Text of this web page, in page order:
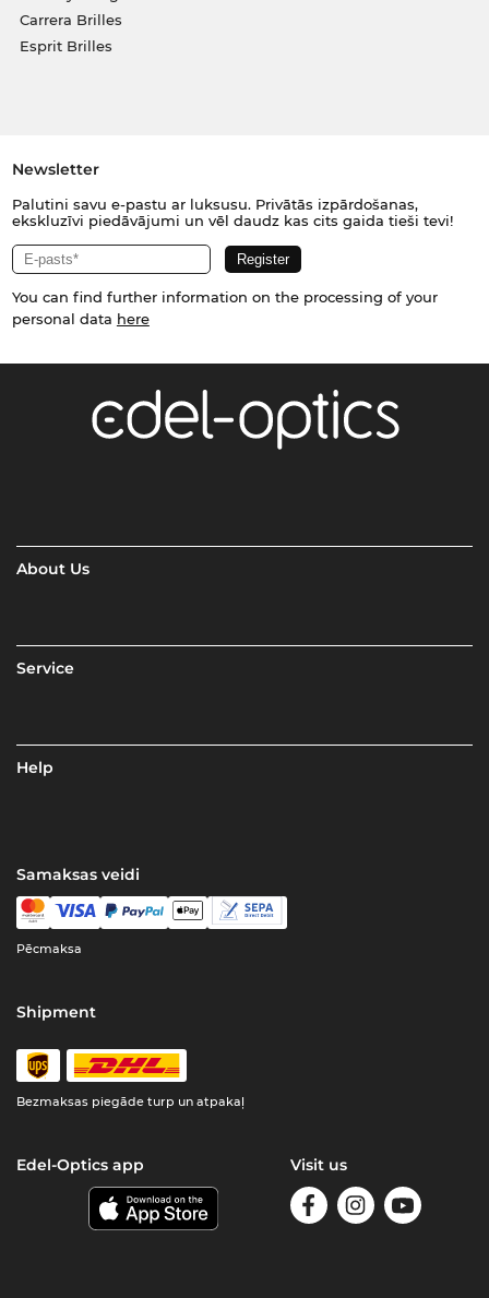
Carrera Brilles
Esprit Brilles
Newsletter
Palutini savu e-pastu ar luksusu. Privātās izpārdošanas,
ekskluzīvi piedāvājumi un vēl daudz kas cits gaida tieši tevi!
You can find further information on the processing of your
personal data here
About Us
Service
Help
Samaksas veidi
Pēcmaksa
Shipment
Bezmaksas piegāde turp un atpakaļ
Edel-Optics app Visit us